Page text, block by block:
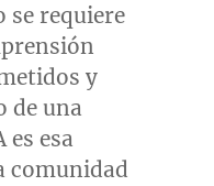
requiere
y
de una
es esa
comunidad